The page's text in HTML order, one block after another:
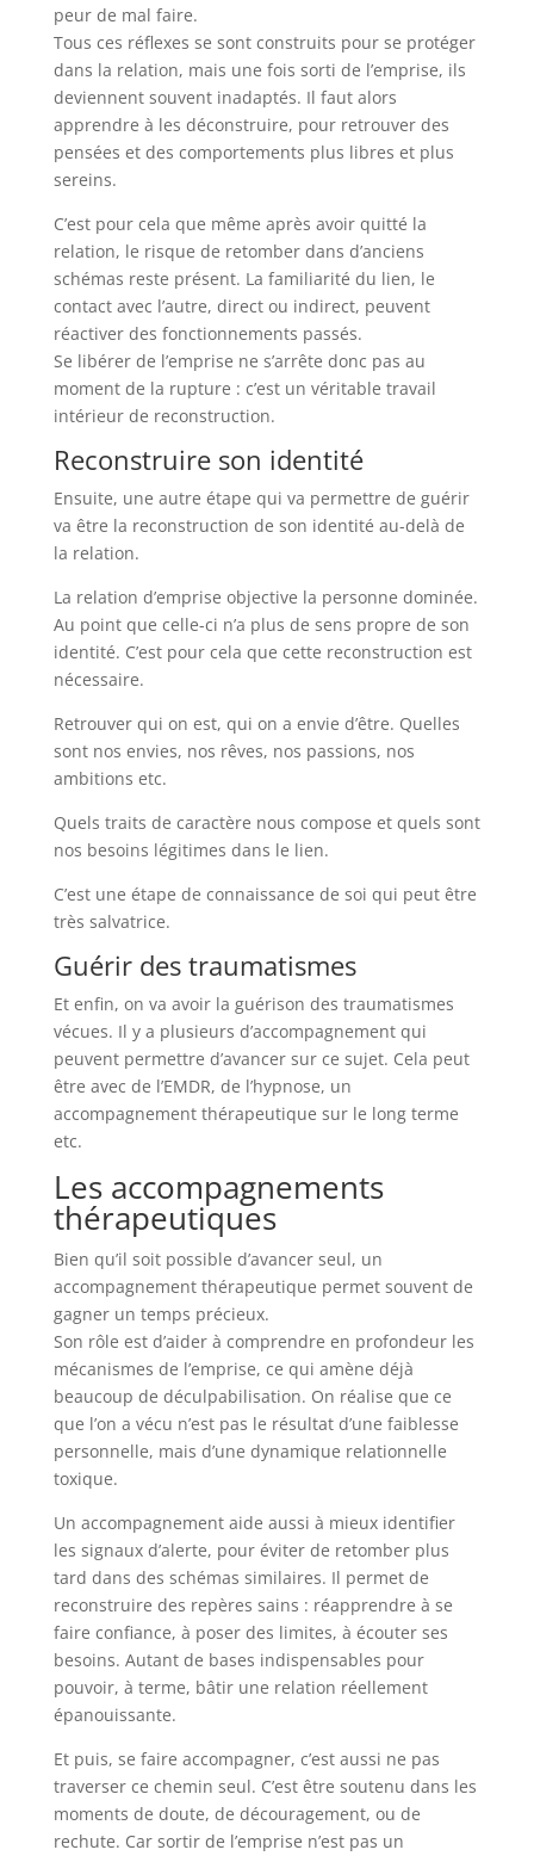
peur de mal faire.
Tous ces réflexes se sont construits pour se protéger
dans la relation, mais une fois sorti de l’emprise, ils
deviennent souvent inadaptés. Il faut alors
apprendre à les déconstruire, pour retrouver des
pensées et des comportements plus libres et plus
sereins.
C’est pour cela que même après avoir quitté la
relation, le risque de retomber dans d’anciens
schémas reste présent. La familiarité du lien, le
contact avec l’autre, direct ou indirect, peuvent
réactiver des fonctionnements passés.
Se libérer de l’emprise ne s’arrête donc pas au
moment de la rupture : c’est un véritable travail
intérieur de reconstruction.
Reconstruire son identité
Ensuite, une autre étape qui va permettre de guérir
va être la reconstruction de son identité au-delà de
la relation.
La relation d’emprise objective la personne dominée.
Au point que celle-ci n’a plus de sens propre de son
identité. C’est pour cela que cette reconstruction est
nécessaire.
Retrouver qui on est, qui on a envie d’être. Quelles
sont nos envies, nos rêves, nos passions, nos
ambitions etc.
Quels traits de caractère nous compose et quels sont
nos besoins légitimes dans le lien.
C’est une étape de connaissance de soi qui peut être
très salvatrice.
Guérir des traumatismes
Et enfin, on va avoir la guérison des traumatismes
vécues. Il y a plusieurs d’accompagnement qui
peuvent permettre d’avancer sur ce sujet. Cela peut
être avec de l’EMDR, de l’hypnose, un
accompagnement thérapeutique sur le long terme
etc.
Les accompagnements
thérapeutiques
Bien qu’il soit possible d’avancer seul, un
accompagnement thérapeutique permet souvent de
gagner un temps précieux.
Son rôle est d’aider à comprendre en profondeur les
mécanismes de l’emprise, ce qui amène déjà
beaucoup de déculpabilisation. On réalise que ce
que l’on a vécu n’est pas le résultat d’une faiblesse
personnelle, mais d’une dynamique relationnelle
toxique.
Un accompagnement aide aussi à mieux identifier
les signaux d’alerte, pour éviter de retomber plus
tard dans des schémas similaires. Il permet de
reconstruire des repères sains : réapprendre à se
faire confiance, à poser des limites, à écouter ses
besoins. Autant de bases indispensables pour
pouvoir, à terme, bâtir une relation réellement
épanouissante.
Et puis, se faire accompagner, c’est aussi ne pas
traverser ce chemin seul. C’est être soutenu dans les
moments de doute, de découragement, ou de
rechute. Car sortir de l’emprise n’est pas un